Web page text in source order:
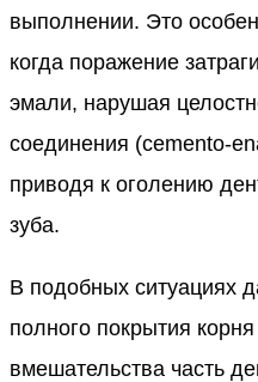
выполнении. Это
когда поражение
эмали, нарушая
соединения (cemento-
приводя к оголению
зуба.
В подобных ситуациях
полного покрытия
вмешательства часть